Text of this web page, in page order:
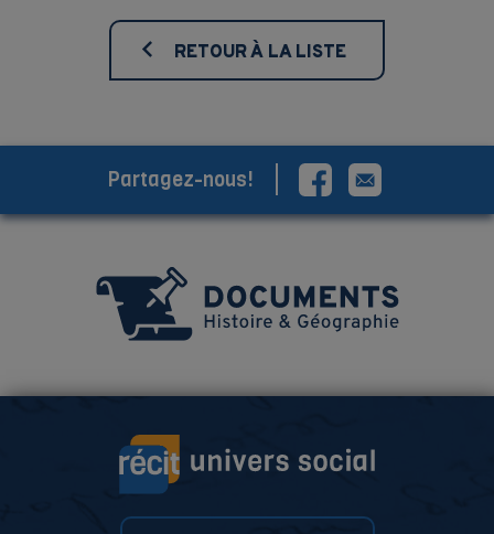
RETOUR À LA LISTE
Partagez-nous!